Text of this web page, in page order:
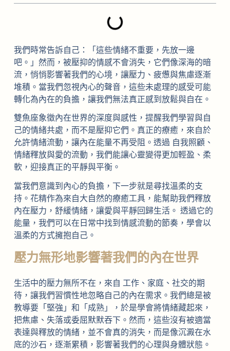
我們時常告訴自己：「這些情緒不重要，先放一邊
吧。」然而，被壓抑的情感不會消失，它們像深海的暗
流，悄悄影響著我們的心境，讓壓力、疲憊與焦慮逐漸
堆積。當我們忽視內心的聲音，這些未處理的感受可能
轉化為內在的負擔，讓我們無法真正感到放鬆與自在。
雙魚座象徵內在世界的深度與感性，提醒我們學習與自
己的情緒共處，而不是壓抑它們。真正的療癒，來自於
允許情緒流動，讓內在能量不再受阻。透過 自我照顧、
情緒釋放與愛的流動，我們能讓心靈變得更加輕盈、柔
軟，迎接真正的平靜與平衡。
當我們意識到內心的負擔，下一步就是尋找溫柔的支
持。花精作為來自大自然的療癒工具，能幫助我們釋放
內在壓力，舒緩情緒，讓愛與平靜回歸生活。 透過它的
能量，我們可以在日常中找到情感流動的節奏，學會以
溫柔的方式擁抱自己。
壓力無形地影響著我們的內在世界
生活中的壓力無所不在，來自 工作、家庭、社交的期
待，讓我們習慣性地忽略自己的內在需求。我們總是被
教導要「堅強」和「成熟」，於是學會將情緒藏起來，
把焦慮、失落或委屈默默吞下。然而，這些沒有被適當
表達與釋放的情緒，並不會真的消失，而是像沉澱在水
底的沙石，逐漸累積，影響著我們的心理與身體狀態。